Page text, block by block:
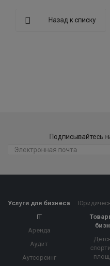
Назад к списку
Подписывайтесь
Услуги для бизнеса
IT
Аренда
Аудит
Аутсорсинг